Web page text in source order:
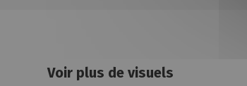
Voir plus de visuels